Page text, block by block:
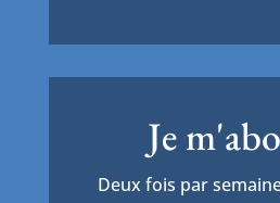
Je
Deux fois par